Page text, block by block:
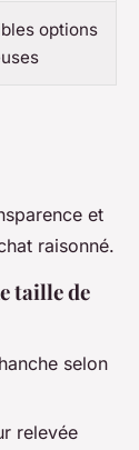
options
et
raisonné.
taille de
selon
relevée